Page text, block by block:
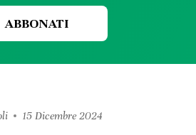
ABBONATI
15 Dicembre 2024